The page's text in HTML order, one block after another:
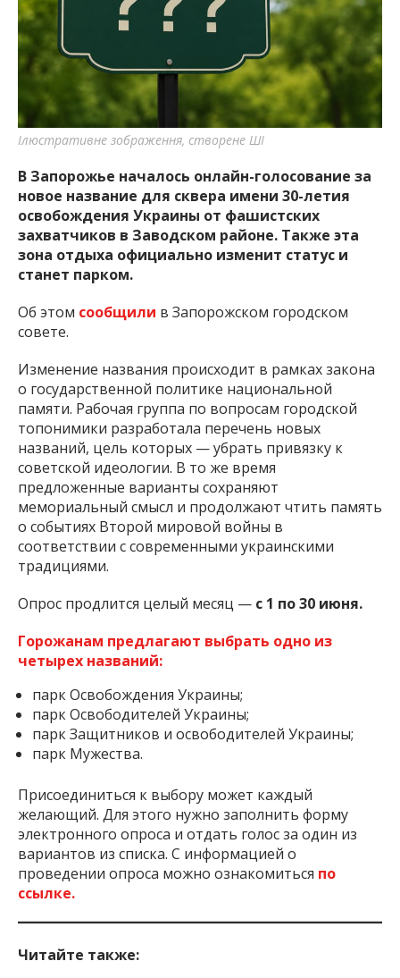
важную информацию о событиях
города Запорожья и области.
Ілюстративне зображення, створене ШІ
В Запорожье началось онлайн-голосование за
новое название для сквера имени 30-летия
освобождения Украины от фашистских
захватчиков в Заводском районе. Также эта
зона отдыха официально изменит статус и
станет парком.
Об этом сообщили в Запорожском городском
совете.
Изменение названия происходит в рамках закона
о государственной политике национальной
памяти. Рабочая группа по вопросам городской
топонимики разработала перечень новых
названий, цель которых — убрать привязку к
советской идеологии. В то же время
предложенные варианты сохраняют
мемориальный смысл и продолжают чтить память
о событиях Второй мировой войны в
соответствии с современными украинскими
традициями.
Опрос продлится целый месяц — с 1 по 30 июня.
Горожанам предлагают выбрать одно из
четырех названий:
парк Освобождения Украины;
парк Освободителей Украины;
парк Защитников и освободителей Украины;
парк Мужества.
Присоединиться к выбору может каждый
желающий. Для этого нужно заполнить форму
электронного опроса и отдать голос за один из
вариантов из списка. С информацией о
проведении опроса можно ознакомиться по
ссылке.
Читайте также: